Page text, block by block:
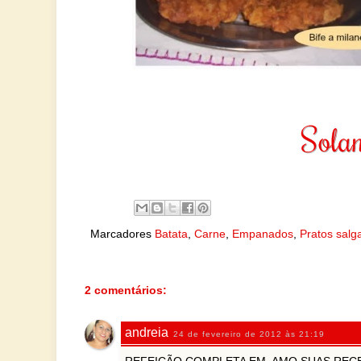
Marcadores Batata Carne Empanados Pratos
2 comentários:
andreia 24 de fevereiro de 2012 às 21:19